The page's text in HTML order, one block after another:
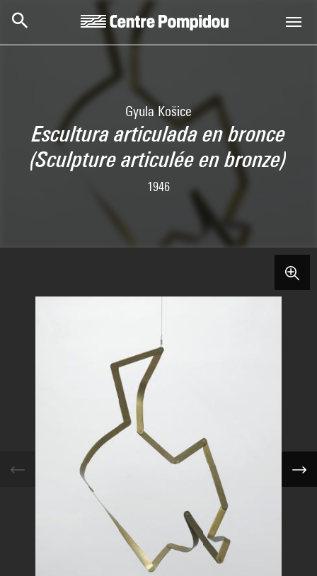
Gyula Košice
Escultura articulada en bronce
(Sculpture articulée en bronze)
1946